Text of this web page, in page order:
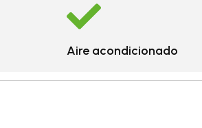
Aire acondicionado